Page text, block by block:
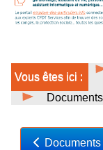
Vous êtes ici :
Documents
Documents